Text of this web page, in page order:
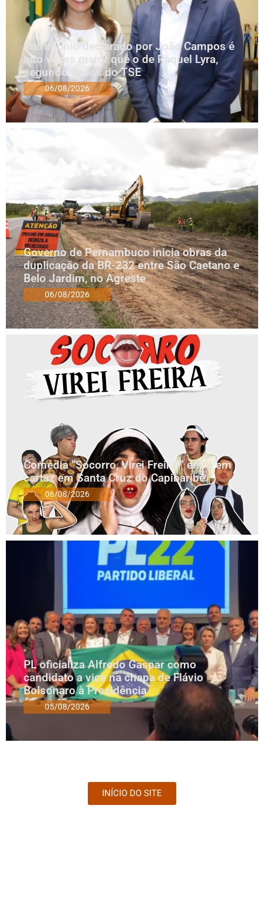
Patrimônio declarado por João Campos é
oito vezes maior que o de Raquel Lyra,
segundo dados do TSE
06/08/2026
Governo de Pernambuco inicia obras da
duplicação da BR-232 entre São Caetano e
Belo Jardim, no Agreste
06/08/2026
Comédia “Socorro, Virei Freira!” entra em
cartaz em Santa Cruz do Capibaribe
06/08/2026
PL oficializa Alfredo Gaspar como
candidato a vice na chapa de Flávio
Bolsonaro à Presidência
05/08/2026
INÍCIO DO SITE